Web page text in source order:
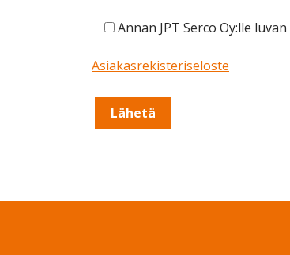
Annan JPT Serco Oy:lle
Asiakasrekisteriseloste